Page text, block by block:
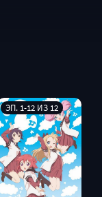
ЭП. 1-12 ИЗ 12